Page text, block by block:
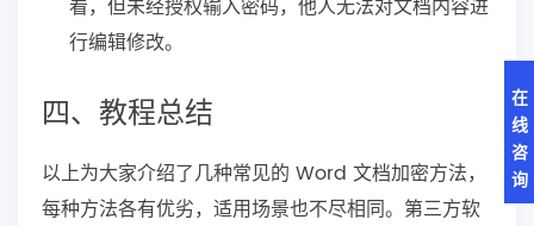
看，但未经授权输入密码，他人无法对文档内容进
行编辑修改。
四、教程总结
以上为大家介绍了几种常见的 Word 文档加密方法，
每种方法各有优劣，适用场景也不尽相同。第三方软
在
线
咨
询